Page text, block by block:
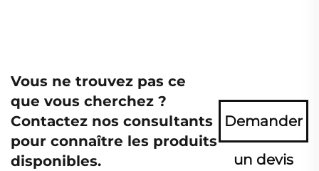
Vous ne trouvez pas ce
que vous cherchez ?
Contactez nos consultants
pour connaître les produits
disponibles.
Demander
un devis